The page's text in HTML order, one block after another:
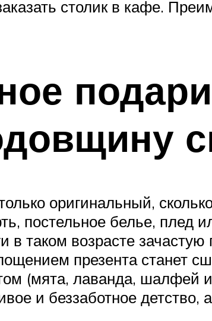
столик в кафе.
оригинальный,
постельное белье, плед
в таком возрасте
презента станет
(мята, лаванда, шалфей
и беззаботное